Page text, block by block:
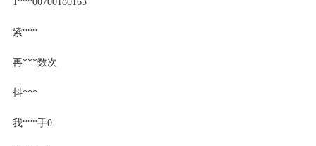
紫***
再***数次
抖***
我***手0